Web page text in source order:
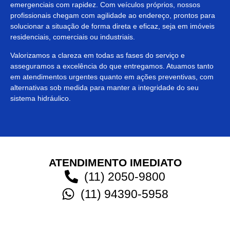
emergenciais com rapidez. Com veículos próprios, nossos
profissionais chegam com agilidade ao endereço, prontos para
solucionar a situação de forma direta e eficaz, seja em imóveis
residenciais, comerciais ou industriais.
Valorizamos a clareza em todas as fases do serviço e
asseguramos a excelência do que entregamos. Atuamos tanto
em atendimentos urgentes quanto em ações preventivas, com
alternativas sob medida para manter a integridade do seu
sistema hidráulico.
ATENDIMENTO IMEDIATO
(11) 2050-9800
(11) 94390-5958